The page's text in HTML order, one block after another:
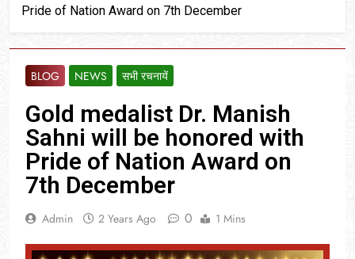
Pride of Nation Award on 7th December
BLOG NEWS सभी रचनायें
Gold medalist Dr. Manish
Sahni will be honored with
Pride of Nation Award on
7th December
Admin 2 Years Ago 0 1 Mins